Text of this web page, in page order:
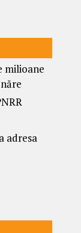
milioane
adresa